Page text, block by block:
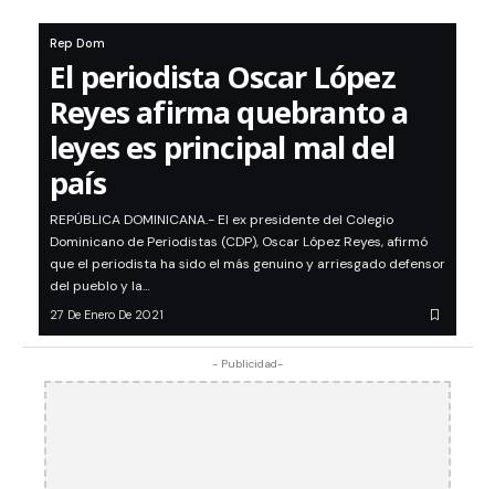
Rep Dom
El periodista Oscar López
Reyes afirma quebranto a
leyes es principal mal del
país
REPÚBLICA DOMINICANA.- El ex presidente del Colegio
Dominicano de Periodistas (CDP), Oscar López Reyes, afirmó
que el periodista ha sido el más genuino y arriesgado defensor
del pueblo y la…
27 De Enero De 2021
- Publicidad-